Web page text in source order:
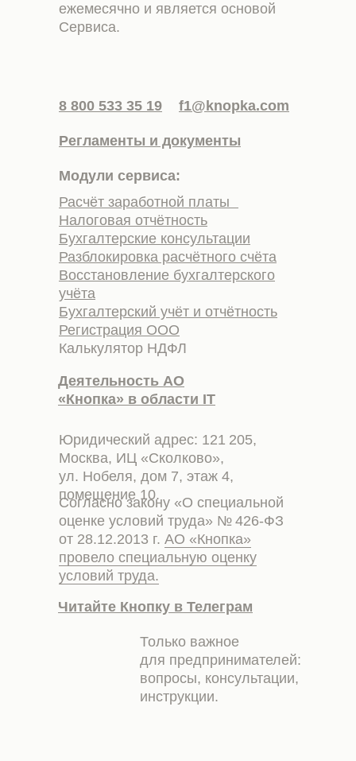
8 800 533 35 19 f1@knopka.com
Регламенты и документы
Модули сервиса:
Расчёт заработной платы
Налоговая отчётность
Бухгалтерские консультации
Разблокировка расчётного счёта
Восстановление бухгалтерского
учёта
Бухгалтерский учёт и отчётность
Регистрация ООО
Калькулятор НДФЛ
Деятельность АО
«Кнопка» в области IT
Юридический адрес: 121 205,
Москва, ИЦ «Сколково»,
ул. Нобеля, дом 7, этаж 4,
помещение 10.
Согласно закону «О специальной
оценке условий труда» № 426-ФЗ
от 28.12.2013 г. АО «Кнопка»
провело специальную оценку
условий труда.
Читайте Кнопку в Телеграм
Только важное
для предпринимателей:
вопросы, консультации,
инструкции.
ежемесячно и является основой
Сервиса.